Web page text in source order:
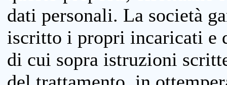
dati personali. La società
iscritto i propri incaricati e
di cui sopra istruzioni